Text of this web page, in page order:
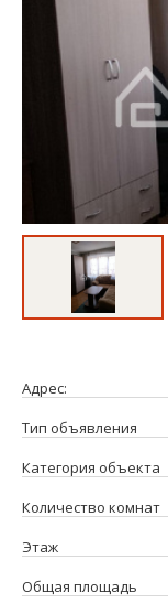
Адрес:
Тип объявления
Категория объекта
Количество комнат
Этаж
Общая площадь